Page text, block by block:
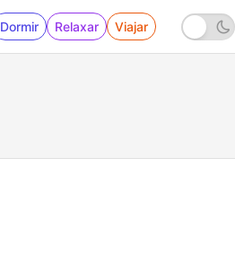
Dormir Relaxar Viajar